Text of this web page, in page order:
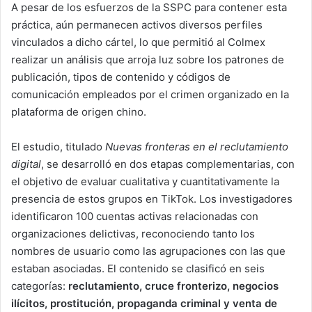
A pesar de los esfuerzos de la SSPC para contener esta
práctica, aún permanecen activos diversos perfiles
vinculados a dicho cártel, lo que permitió al Colmex
realizar un análisis que arroja luz sobre los patrones de
publicación, tipos de contenido y códigos de
comunicación empleados por el crimen organizado en la
plataforma de origen chino.
El estudio, titulado Nuevas fronteras en el reclutamiento
digital, se desarrolló en dos etapas complementarias, con
el objetivo de evaluar cualitativa y cuantitativamente la
presencia de estos grupos en TikTok. Los investigadores
identificaron 100 cuentas activas relacionadas con
organizaciones delictivas, reconociendo tanto los
nombres de usuario como las agrupaciones con las que
estaban asociadas. El contenido se clasificó en seis
categorías: reclutamiento, cruce fronterizo, negocios
ilícitos, prostitución, propaganda criminal y venta de